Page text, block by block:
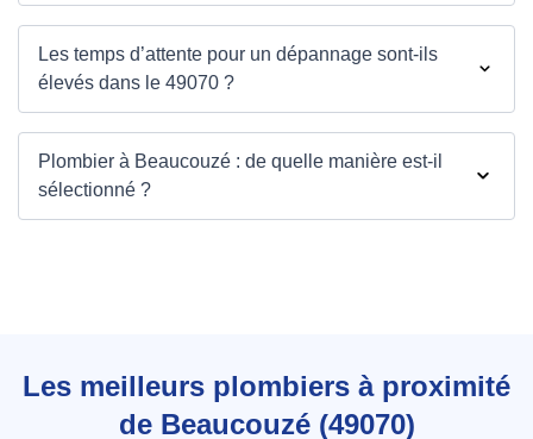
Les temps d’attente pour un dépannage sont-ils
élevés dans le 49070 ?
Plombier à Beaucouzé : de quelle manière est-il
sélectionné ?
Les meilleurs plombiers à proximité
de Beaucouzé (49070)